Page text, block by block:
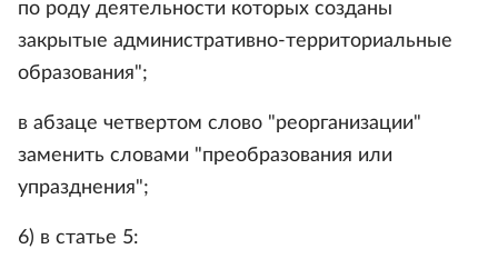
по роду деятельности которых созданы
закрытые административно-территориальные
образования";
в абзаце четвертом слово "реорганизации"
заменить словами "преобразования или
упразднения";
6) в статье 5: